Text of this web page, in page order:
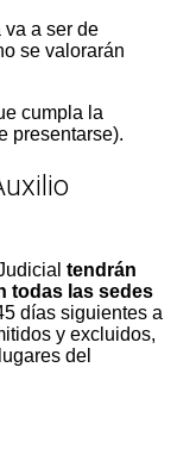
va a ser de
se valorarán
cumpla la
presentarse).
tendrán
todas las sedes
días siguientes a
y excluidos,
del